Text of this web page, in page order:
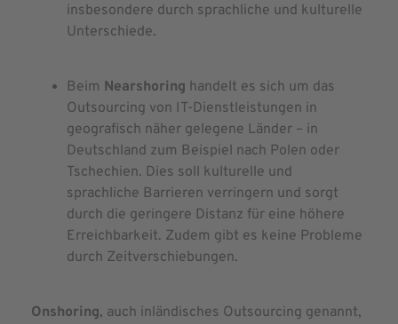
insbesondere durch sprachliche und kulturelle
Unterschiede.
Beim Nearshoring handelt es sich um das
Outsourcing von IT-Dienstleistungen in
geografisch näher gelegene Länder – in
Deutschland zum Beispiel nach Polen oder
Tschechien. Dies soll kulturelle und
sprachliche Barrieren verringern und sorgt
durch die geringere Distanz für eine höhere
Erreichbarkeit. Zudem gibt es keine Probleme
durch Zeitverschiebungen.
Onshoring, auch inländisches Outsourcing genannt,